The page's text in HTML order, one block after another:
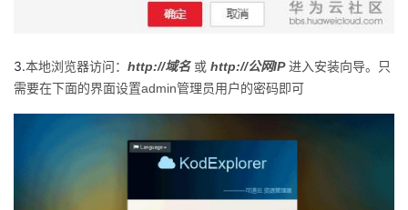
3.本地浏览器访问： http://域名 或 http://公网IP进入安装向导。只
需要在下面的界面设置admin管理员用户的密码即可